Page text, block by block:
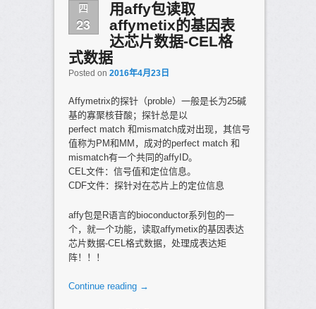
四
23
用affy包读取
affymetix的基因表
达芯片数据-CEL格
式数据
Posted on 2016年4月23日
Affymetrix的探针（proble）一般是长为25碱
基的寡聚核苷酸；探针总是以
perfect match 和mismatch成对出现，其信号
值称为PM和MM，成对的perfect match 和
mismatch有一个共同的affyID。
CEL文件：信号值和定位信息。
CDF文件：探针对在芯片上的定位信息
affy包是R语言的bioconductor系列包的一
个，就一个功能，读取affymetix的基因表达
芯片数据-CEL格式数据，处理成表达矩
阵！！！
Continue reading →